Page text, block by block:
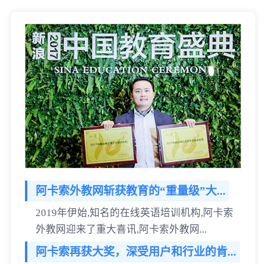
阿卡索外教网斩获教育的“重量级”大...
2019年伊始,知名的在线英语培训机构,阿卡索
外教网迎来了重大喜讯,阿卡索外教网...
阿卡索再获大奖，深受用户和行业的肯...